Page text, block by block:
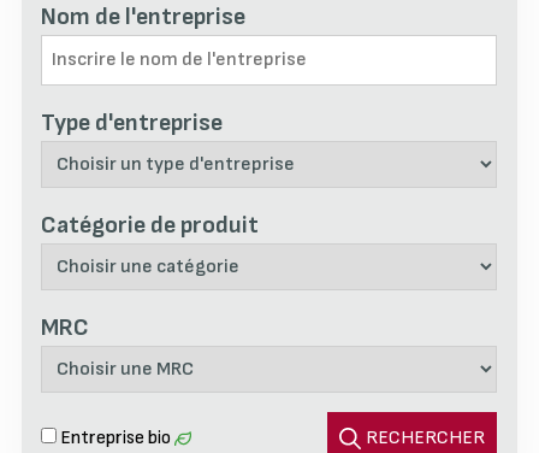
Nom de l'entreprise
Type d'entreprise
Catégorie de produit
MRC
Entreprise bio RECHERCHER